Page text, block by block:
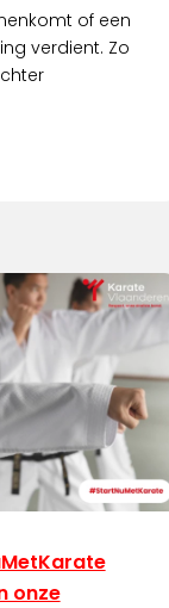
of een
verdient. Zo
onze